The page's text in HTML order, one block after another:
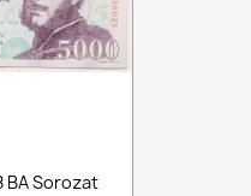
BA Sorozat